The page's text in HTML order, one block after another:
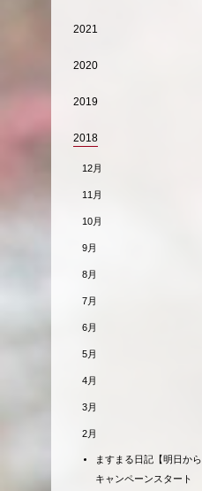
2021
2020
2019
2018
12月
11月
10月
9月
8月
7月
6月
5月
4月
3月
2月
ますまる日記【明日から
キャンペーンスタート